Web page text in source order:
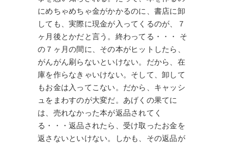
にめちゃめちゃ金がかかるのに、書店に卸
しても、実際に現金が入ってくるのが、７
ヶ月後とかだと言う。終わってる・・・ そ
の７ヶ月の間に、その本がヒットしたら、
がんがん刷らないといけない。だから、在
庫を作らなきゃいけない。そして、卸して
もお金は入ってこない。だから、キャッシ
ュをまわすのが大変だ。あげくの果てに
は、売れなかった本が返品されてく
る・・・返品されたら、受け取ったお金を
返さないといけない。しかも、その返品が